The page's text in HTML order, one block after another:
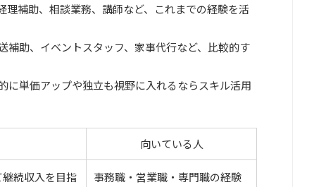
理補助、相談業務、講師など、これまでの経験を活
補助、イベントスタッフ、家事代行など、比較的す
に単価アップや独立も視野に入れるならスキル活用
向いている人
続収入を目指
事務職・営業職・専門職の経験